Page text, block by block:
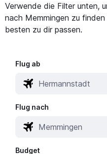
Verwende die Filter unten,
nach Memmingen zu
besten zu dir passen.
Flug ab
Flug nach
Budget